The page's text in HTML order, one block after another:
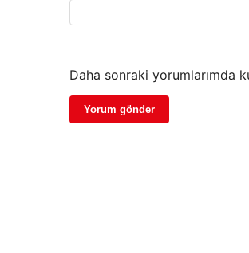
Daha sonraki yorumlarımda